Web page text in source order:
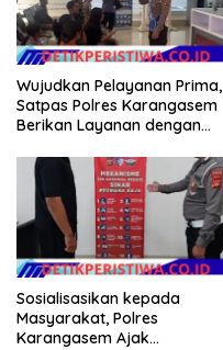
Wujudkan Pelayanan Prima,
Satpas Polres Karangasem
Berikan Layanan dengan
Salam
Sosialisasikan kepada
Masyarakat, Polres
Karangasem Ajak